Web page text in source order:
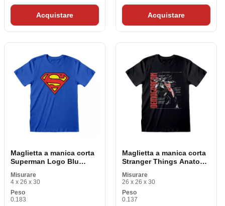
Acquistare Acquistare
Maglietta a manica corta
Superman Logo Blu
Misurare
4 x 26 x 30
Peso
0.183
Maglietta a manica corta
Stranger Things Anatomy
Unisex
Misurare
26 x 26 x 30
Peso
0.137